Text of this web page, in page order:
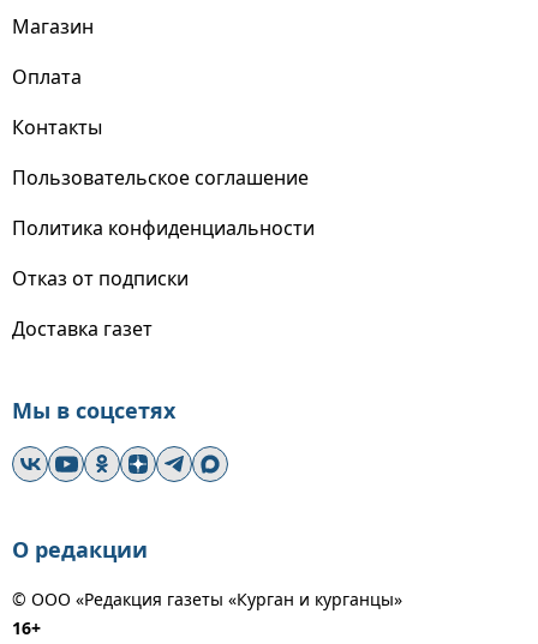
Магазин
Оплата
Контакты
Пользовательское соглашение
Политика конфиденциальности
Отказ от подписки
Доставка газет
Мы в соцсетях
О редакции
© ООО «Редакция газеты «Курган и курганцы»
16+